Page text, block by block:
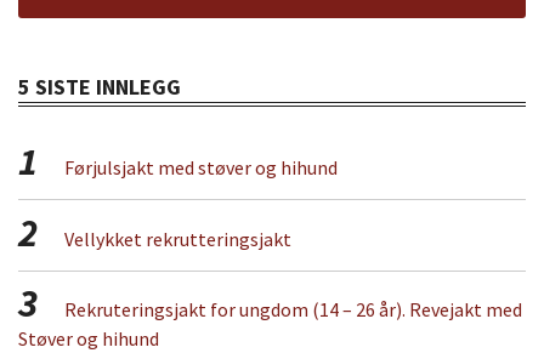
5 SISTE INNLEGG
1 Førjulsjakt med støver og hihund
2 Vellykket rekrutteringsjakt
3
Rekruteringsjakt for ungdom (14 – 26 år). Revejakt med
Støver og hihund